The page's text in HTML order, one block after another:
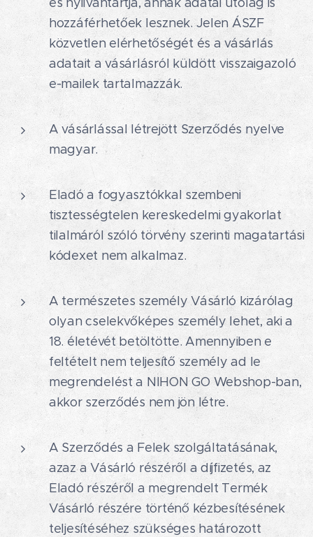
hozzáférhetőek lesznek. Jelen ÁSZF
közvetlen elérhetőségét és a vásárlás
adatait a vásárlásról küldött visszaigazoló
e-mailek tartalmazzák.
A vásárlással létrejött Szerződés nyelve
magyar.
Eladó a fogyasztókkal szembeni
tisztességtelen kereskedelmi gyakorlat
tilalmáról szóló törvény szerinti magatartási
kódexet nem alkalmaz.
A természetes személy Vásárló kizárólag
olyan cselekvőképes személy lehet, aki a
18. életévét betöltötte. Amennyiben e
feltételt nem teljesítő személy ad le
megrendelést a NIHON GO Webshop-ban,
akkor szerződés nem jön létre.
A Szerződés a Felek szolgáltatásának,
azaz a Vásárló részéről a díjfizetés, az
Eladó részéről a megrendelt Termék
Vásárló részére történő kézbesítésének
teljesítéséhez szükséges határozott